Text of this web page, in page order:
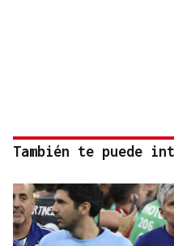
También te puede